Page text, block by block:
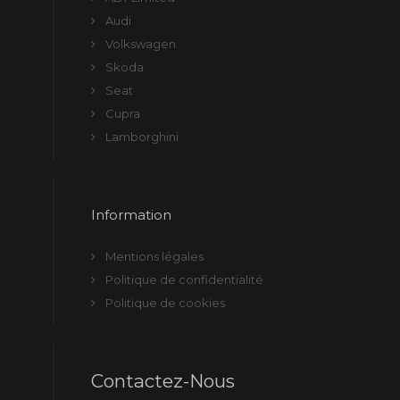
Audi
Volkswagen
Skoda
Seat
Cupra
Lamborghini
Information
Mentions légales
Politique de confidentialité
Politique de cookies
Contactez-Nous